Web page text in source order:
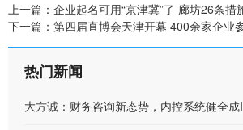
上一篇： 企业起名可用“京津冀”了 廊坊26条措
下一篇： 第四届直博会天津开幕 400余家企业
热门新闻
大方诚：财务咨询新态势，内控系统健全